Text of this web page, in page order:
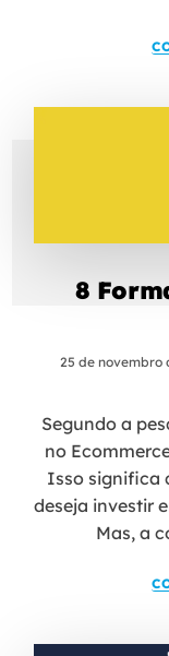
8
25 de novembro
Segundo a
no
Isso significa
deseja investir
Mas, a